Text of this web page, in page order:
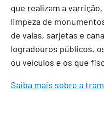
que realizam a
limpeza de
de valas, sarjetas e
logradouros públicos,
ou veículos e os que
Saiba mais sobre a